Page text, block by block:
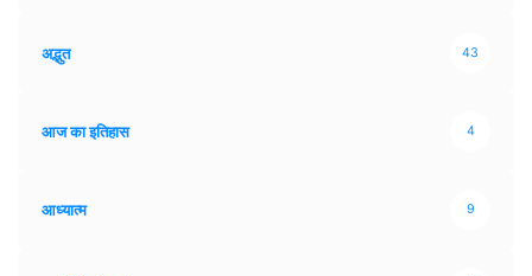
अद्भुत 43
आज का इतिहास 4
आध्यात्म 9